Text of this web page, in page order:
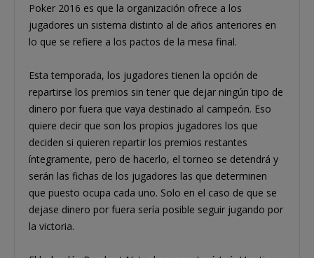
Poker 2016 es que la organización ofrece a los
jugadores un sistema distinto al de años anteriores en
lo que se refiere a los pactos de la mesa final.
Esta temporada, los jugadores tienen la opción de
repartirse los premios sin tener que dejar ningún tipo de
dinero por fuera que vaya destinado al campeón. Eso
quiere decir que son los propios jugadores los que
deciden si quieren repartir los premios restantes
íntegramente, pero de hacerlo, el torneo se detendrá y
serán las fichas de los jugadores las que determinen
que puesto ocupa cada uno. Solo en el caso de que se
dejase dinero por fuera sería posible seguir jugando por
la victoria.